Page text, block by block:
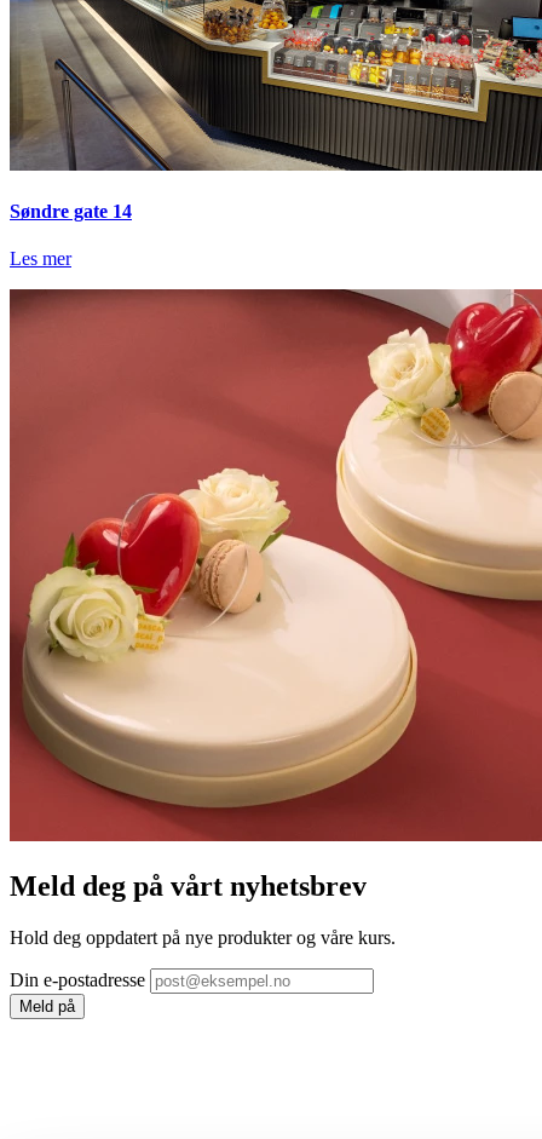
Søndre gate 14
Les mer
Meld deg på vårt nyhetsbrev
Hold deg oppdatert på nye produkter og våre kurs.
Din e-postadresse
Meld på